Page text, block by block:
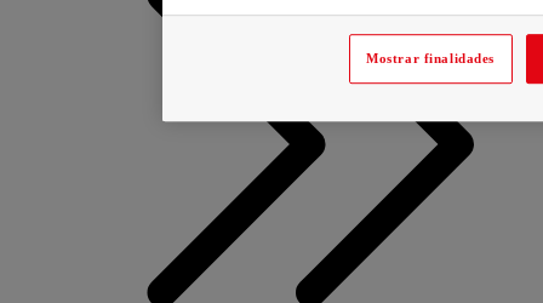
Mostrar finalidades